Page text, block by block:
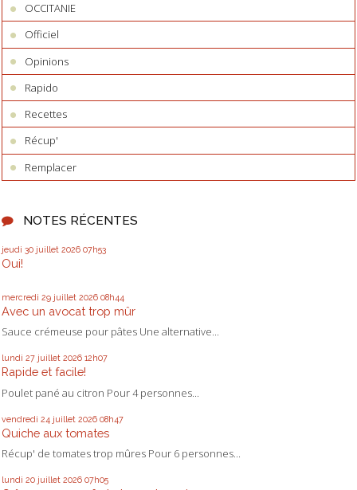
OCCITANIE
Officiel
Opinions
Rapido
Recettes
Récup'
Remplacer
NOTES RÉCENTES
jeudi 30 juillet 2026 07h53
Oui!
mercredi 29 juillet 2026 08h44
Avec un avocat trop mûr
Sauce crémeuse pour pâtes Une alternative...
lundi 27 juillet 2026 12h07
Rapide et facile!
Poulet pané au citron Pour 4 personnes...
vendredi 24 juillet 2026 08h47
Quiche aux tomates
Récup' de tomates trop mûres Pour 6 personnes...
lundi 20 juillet 2026 07h05